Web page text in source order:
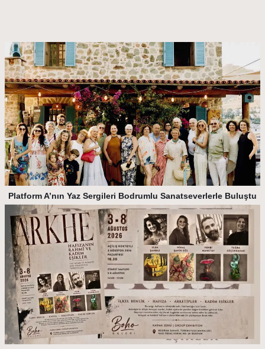
Platform A’nın Yaz Sergileri Bodrumlu Sanatseverlerle Buluştu